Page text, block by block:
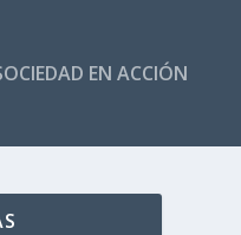
EN ACCIÓN